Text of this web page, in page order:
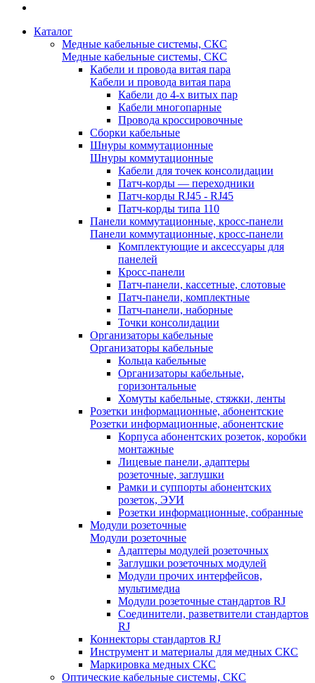
Каталог
Медные кабельные системы, СКС
Медные кабельные системы, СКС
Кабели и провода витая пара
Кабели и провода витая пара
Кабели до 4-х витых пар
Кабели многопарные
Провода кроссировочные
Сборки кабельные
Шнуры коммутационные
Шнуры коммутационные
Кабели для точек консолидации
Патч-корды — переходники
Патч-корды RJ45 - RJ45
Патч-корды типа 110
Панели коммутационные, кросс-панели
Панели коммутационные, кросс-панели
Комплектующие и аксессуары для
панелей
Кросс-панели
Патч-панели, кассетные, слотовые
Патч-панели, комплектные
Патч-панели, наборные
Точки консолидации
Организаторы кабельные
Организаторы кабельные
Кольца кабельные
Организаторы кабельные,
горизонтальные
Хомуты кабельные, стяжки, ленты
Розетки информационные, абонентские
Розетки информационные, абонентские
Корпуса абонентских розеток, коробки
монтажные
Лицевые панели, адаптеры
розеточные, заглушки
Рамки и суппорты абонентских
розеток, ЭУИ
Розетки информационные, собранные
Модули розеточные
Модули розеточные
Адаптеры модулей розеточных
Заглушки розеточных модулей
Модули прочих интерфейсов,
мультимедиа
Модули розеточные стандартов RJ
Соединители, разветвители стандартов
RJ
Коннекторы стандартов RJ
Инструмент и материалы для медных СКС
Маркировка медных СКС
Оптические кабельные системы, СКС